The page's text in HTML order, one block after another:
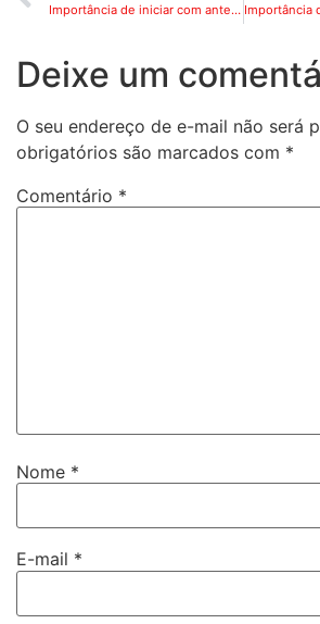
Importância de iniciar com antecedência a renovação dos CRAF no Rio de Janeiro antes do vencimento em 2026
Deixe um
O seu endereço de e-mail não será
obrigatórios são marcados com *
Comentário *
Nome *
E-mail *